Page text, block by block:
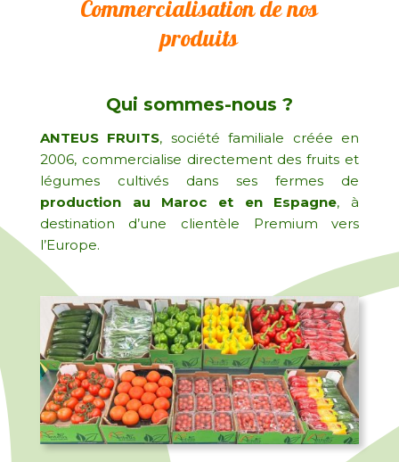
Commercialisation de nos
produits
Qui sommes-nous ?
ANTEUS FRUITS, société familiale créée en
2006, commercialise directement des fruits et
légumes cultivés dans ses fermes de
production au Maroc et en Espagne, à
destination d’une clientèle Premium vers
l’Europe.